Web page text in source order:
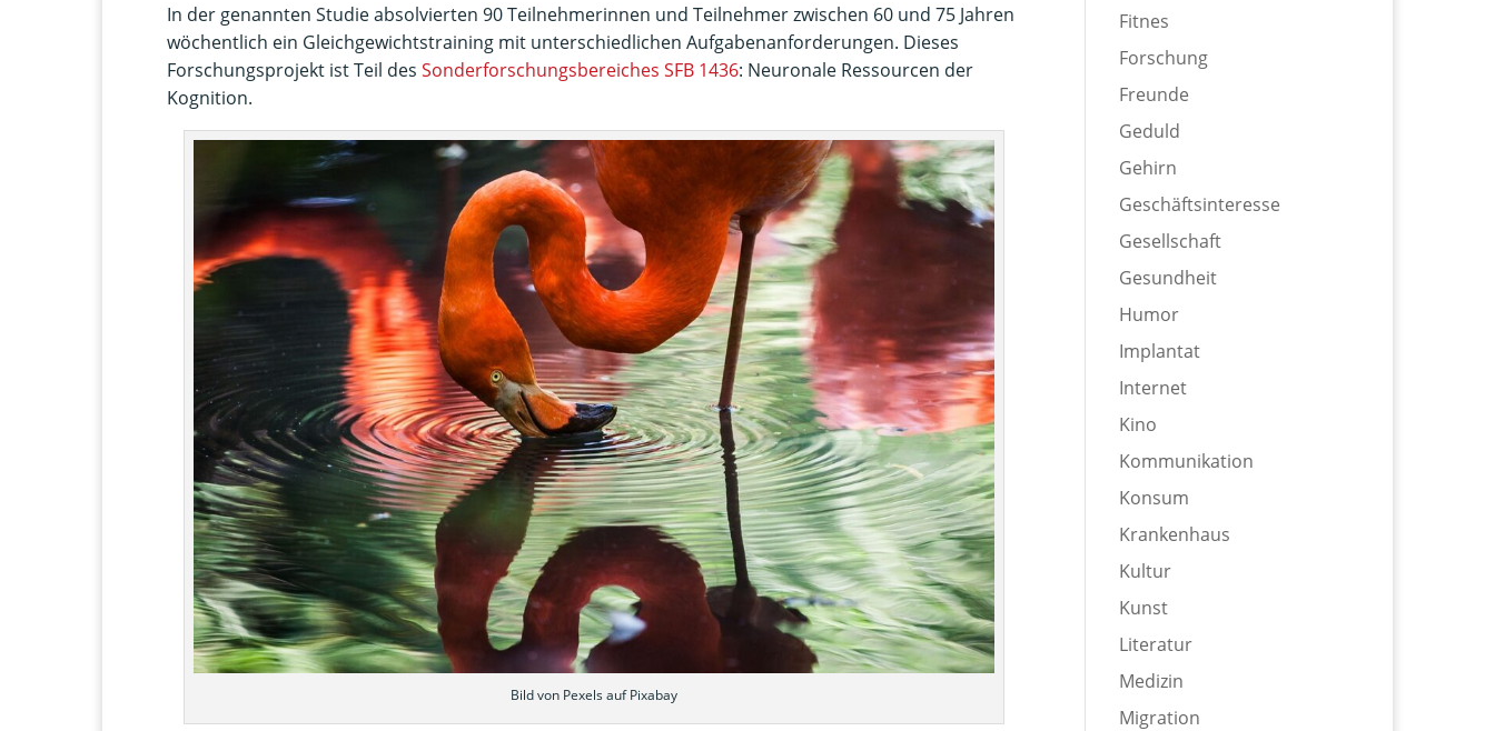
In der genannten Studie absolvierten 90 Teilnehmerinnen und Teilnehmer zwischen 60 und 75 Jahren
wöchentlich ein Gleichgewichtstraining mit unterschiedlichen Aufgabenanforderungen. Dieses
Forschungsprojekt ist Teil des Sonderforschungsbereiches SFB 1436: Neuronale Ressourcen der
Kognition.
Bild von Pexels auf Pixabay
Fitnes
Forschung
Freunde
Geduld
Gehirn
Geschäftsinteresse
Gesellschaft
Gesundheit
Humor
Implantat
Internet
Kino
Kommunikation
Konsum
Krankenhaus
Kultur
Kunst
Literatur
Medizin
Migration